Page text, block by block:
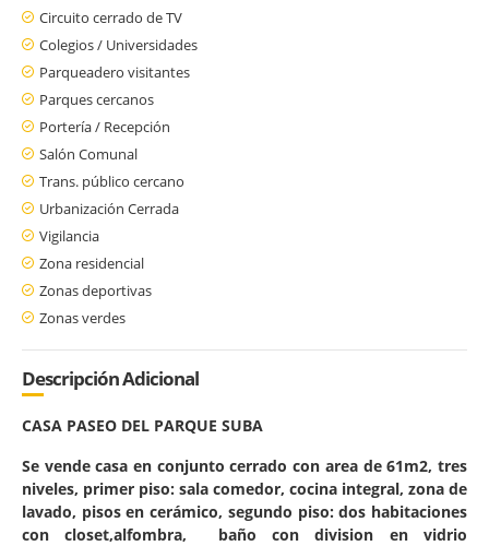
Circuito cerrado de TV
Colegios / Universidades
Parqueadero visitantes
Parques cercanos
Portería / Recepción
Salón Comunal
Trans. público cercano
Urbanización Cerrada
Vigilancia
Zona residencial
Zonas deportivas
Zonas verdes
Descripción Adicional
CASA PASEO DEL PARQUE SUBA
Se vende casa en conjunto cerrado con area de 61m2, tres
niveles, primer piso: sala comedor, cocina integral, zona de
lavado, pisos en cerámico, segundo piso: dos habitaciones
con closet,alfombra, baño con division en vidrio